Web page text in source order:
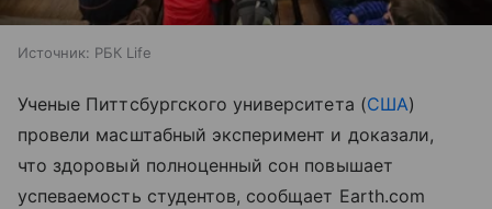
Источник: РБК Life
Ученые Питтсбургского университета (США)
провели масштабный эксперимент и доказали,
что здоровый полноценный сон повышает
успеваемость студентов, сообщает Earth.com